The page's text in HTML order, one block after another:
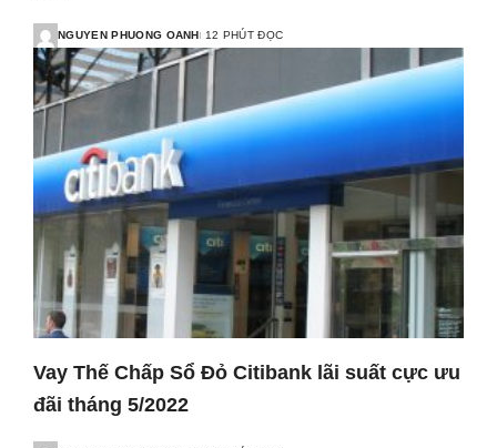
NGUYEN PHUONG OANH 12 PHÚT ĐỌC
Vay Thế Chấp Sổ Đỏ Citibank lãi suất cực ưu
đãi tháng 5/2022